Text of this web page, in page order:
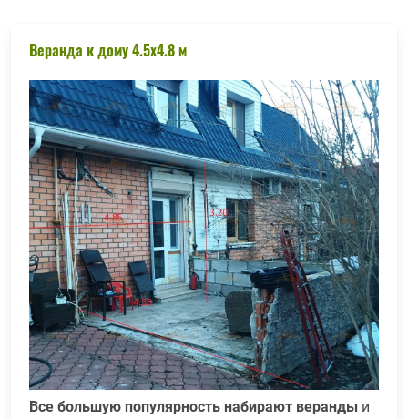
Веранда к дому 4.5x4.8 м
Все большую популярность набирают веранды и